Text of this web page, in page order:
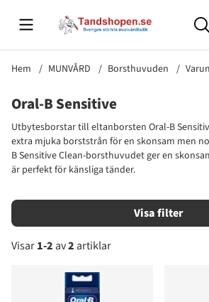
Hem MUNVÅRD Borsthuvuden
Oral-B Sensitive
Utbytesborstar till eltanborsten Oral-B
extra mjuka borststrån för en skonsam men
B Sensitive Clean-borsthuvudet ger en
är perfekt för känsliga tänder.
Filtrera
Visar1-2 av2 artiklar